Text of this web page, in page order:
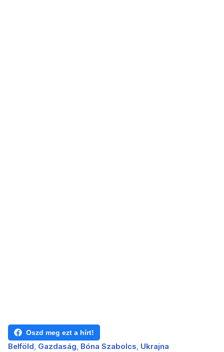
Oszd meg ezt a hírt!
Belföld Gazdaság Bóna Szabolcs Ukrajna